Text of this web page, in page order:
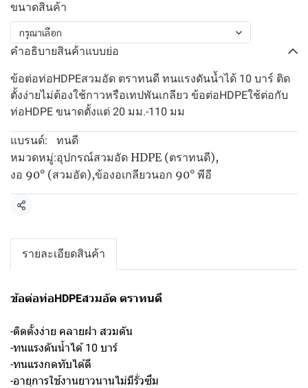
ขนาดสินค้า
กรุณาเลือก
คำอธิบายสินค้าแบบย่อ
ข้อต่อท่อHDPEสวมอัด ตราทนดี ทนแรงดันน้ำได้ 10 บาร์ ติด
ตั้งง่ายไม่ต้องใช้กาวหรือเทปพันเกลียว ข้อต่อHDPEใช้ต่อกับ
ท่อHDPE ขนาดตั้งแต่ 20 มม.-110 มม
แบรนด์: ทนดี
หมวดหมู่:อุปกรณ์สวมอัด HDPE (ตราทนดี),
งอ 90° (สวมอัด),ข้องอเกลียวนอก 90° พีอี
แชร์
รายละเอียดสินค้า
ข้อต่อท่อHDPEสวมอัด ตราทนดี
-ติดตั้งง่าย คลายฝา สวมดัน
-ทนแรงดันน้ำได้ 10 บาร์
-ทนแรงกดทับได้ดี
-อายุการใช้งานยาวนานไม่มีรั่วซึม